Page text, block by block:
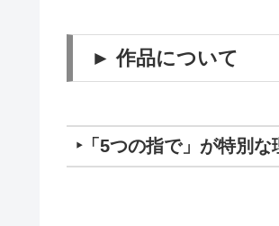
► 作品について
‣「5つの指で」が特別な